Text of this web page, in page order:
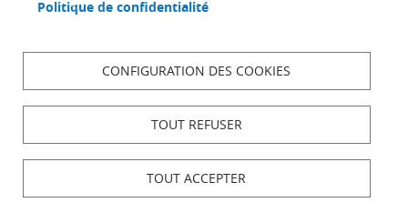
Politique de confidentialité
CONFIGURATION DES COOKIES
TOUT REFUSER
TOUT ACCEPTER
DONNÉES PERSONNELLES
ACCESSIBILITÉ : NON CONFORME
S'IDENTIFIER